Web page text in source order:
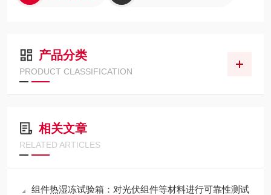
产品分类
PRODUCT CLASSIFICATION
相关文章
RELATED ARTICLES
组件热湿冻试验箱：对光伏组件等材料进行可靠性测试